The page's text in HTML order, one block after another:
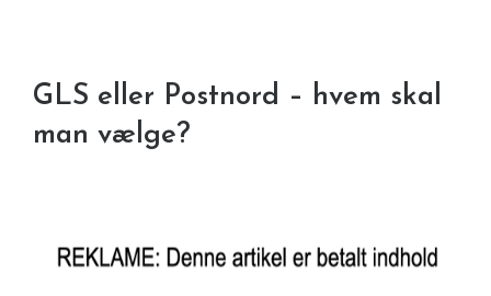
GLS eller Postnord – hvem skal
man vælge?